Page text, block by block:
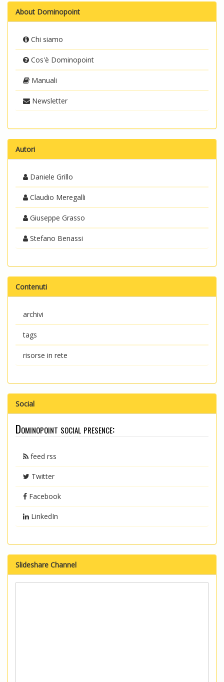
About Dominopoint
Chi siamo
Cos'è Dominopoint
Manuali
Newsletter
Autori
Daniele Grillo
Claudio Meregalli
Giuseppe Grasso
Stefano Benassi
Contenuti
archivi
tags
risorse in rete
Social
Dominopoint social presence:
feed rss
Twitter
Facebook
LinkedIn
Slideshare Channel